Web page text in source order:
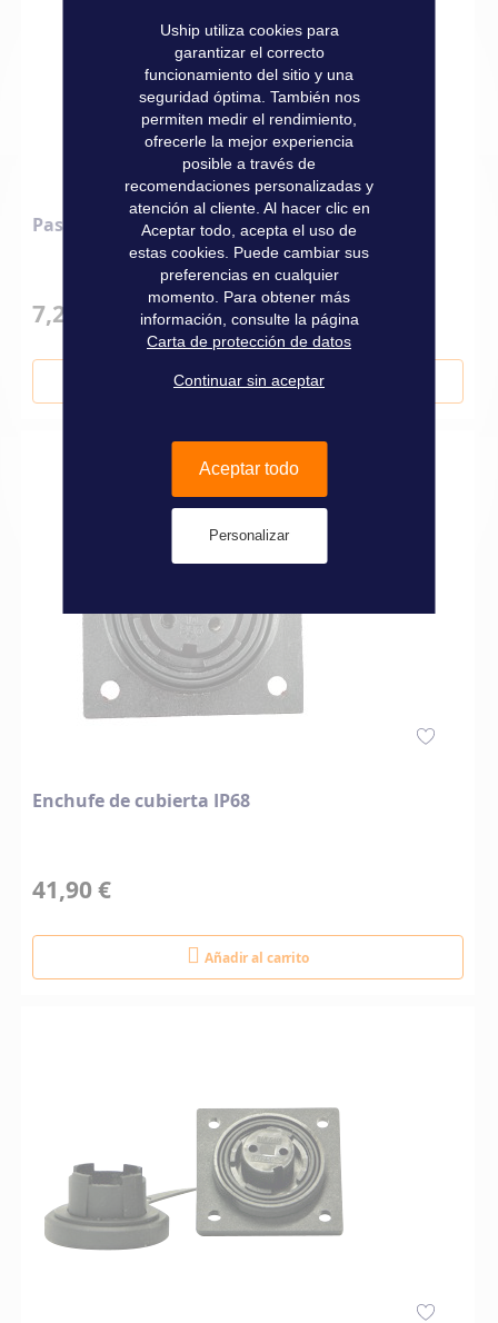
Pasacables de mástil de goma
7,20 €
Añadir al carrito
Enchufe de cubierta IP68
41,90 €
Añadir al carrito
Uship utiliza cookies para
garantizar el correcto
funcionamiento del sitio y una
seguridad óptima. También nos
permiten medir el rendimiento,
ofrecerle la mejor experiencia
posible a través de
recomendaciones personalizadas y
atención al cliente. Al hacer clic en
Aceptar todo, acepta el uso de
estas cookies. Puede cambiar sus
preferencias en cualquier
momento. Para obtener más
información, consulte la página
Carta de protección de datos
Continuar sin aceptar
Aceptar todo
Personalizar